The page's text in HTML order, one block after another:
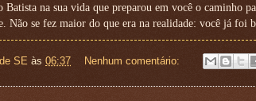
Batista na sua vida que preparou em você o caminho
Não se fez maior do que era na realidade: você já foi
SE às 06:37 Nenhum comentário: